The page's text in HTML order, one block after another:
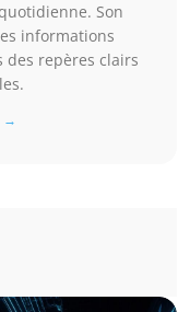
Son
informations
des repères clairs
→